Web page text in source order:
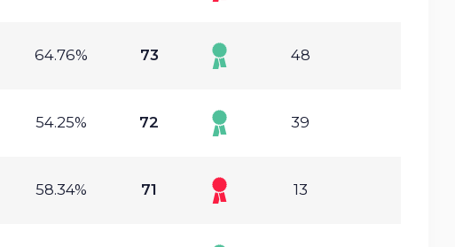
64.76% 73 48
54.25% 72 39
58.34% 71 13